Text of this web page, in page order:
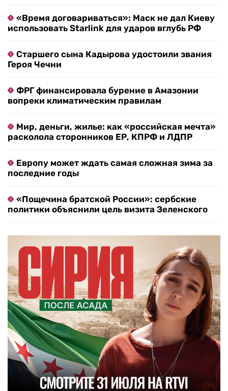
«Время договариваться»: Маск не дал Киеву
использовать Starlink для ударов вглубь РФ
Старшего сына Кадырова удостоили звания
Героя Чечни
ФРГ финансировала бурение в Амазонии
вопреки климатическим правилам
Мир, деньги, жилье: как «российская мечта»
расколола сторонников ЕР, КПРФ и ЛДПР
Европу может ждать самая сложная зима за
последние годы
«Пощечина братской России»: сербские
политики объяснили цель визита Зеленского